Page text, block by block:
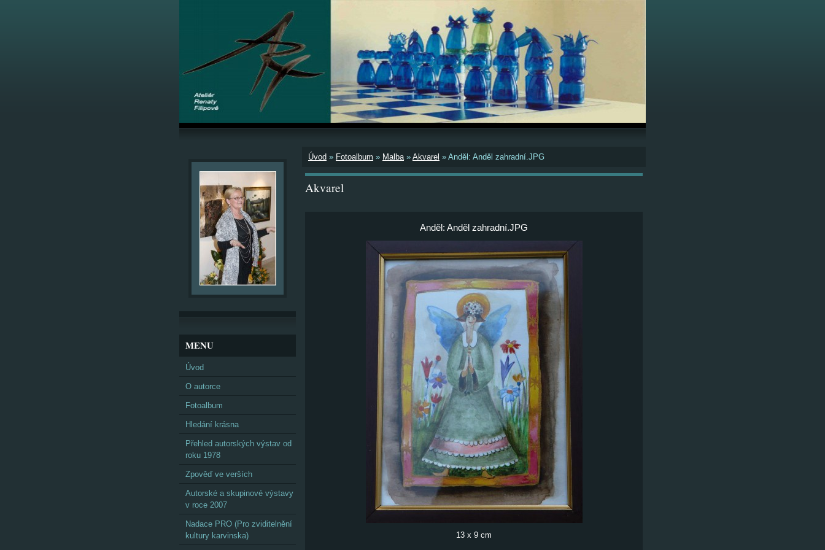
Úvod » Fotoalbum » Malba» Akvarel » Anděl: Anděl zahradní.JPG
Akvarel
Anděl: Anděl zahradní.JPG
13 x 9 cm
MENU
Úvod
O autorce
Fotoalbum
Hledání krásna
Přehled autorských výstav od
roku 1978
Zpověď ve verších
Autorské a skupinové výstavy
v roce 2007
Nadace PRO (Pro zviditelnění
kultury karvinska)